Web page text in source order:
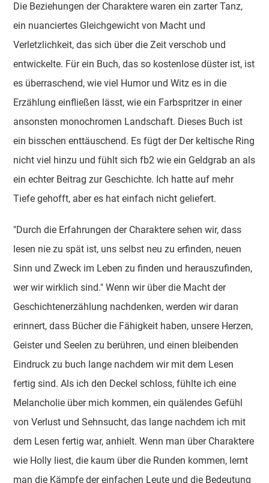
Die Beziehungen der Charaktere waren ein zarter Tanz,
ein nuanciertes Gleichgewicht von Macht und
Verletzlichkeit, das sich über die Zeit verschob und
entwickelte. Für ein Buch, das so kostenlose düster ist, ist
es überraschend, wie viel Humor und Witz es in die
Erzählung einfließen lässt, wie ein Farbspritzer in einer
ansonsten monochromen Landschaft. Dieses Buch ist
ein bisschen enttäuschend. Es fügt der Der keltische Ring
nicht viel hinzu und fühlt sich fb2 wie ein Geldgrab an als
ein echter Beitrag zur Geschichte. Ich hatte auf mehr
Tiefe gehofft, aber es hat einfach nicht geliefert.
"Durch die Erfahrungen der Charaktere sehen wir, dass
lesen nie zu spät ist, uns selbst neu zu erfinden, neuen
Sinn und Zweck im Leben zu finden und herauszufinden,
wer wir wirklich sind." Wenn wir über die Macht der
Geschichtenerzählung nachdenken, werden wir daran
erinnert, dass Bücher die Fähigkeit haben, unsere Herzen,
Geister und Seelen zu berühren, und einen bleibenden
Eindruck zu buch lange nachdem wir mit dem Lesen
fertig sind. Als ich den Deckel schloss, fühlte ich eine
Melancholie über mich kommen, ein quälendes Gefühl
von Verlust und Sehnsucht, das lange nachdem ich mit
dem Lesen fertig war, anhielt. Wenn man über Charaktere
wie Holly liest, die kaum über die Runden kommen, lernt
man die Kämpfe der einfachen Leute und die Bedeutung